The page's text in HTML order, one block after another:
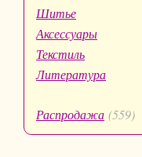
Шитье
Аксессуары
Текстиль
Литература
Распродажа (559)